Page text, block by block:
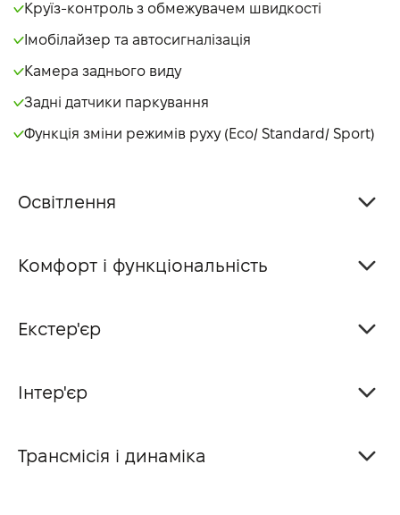
Круїз-контроль з обмежувачем швидкості
Імобілайзер та автосигналізація
Камера заднього виду
Задні датчики паркування
Функція зміни режимів руху (Eco/ Standard/ Sport)
Освітлення
Комфорт і функціональність
Екстер'єр
Інтер'єр
Трансмісія і динаміка